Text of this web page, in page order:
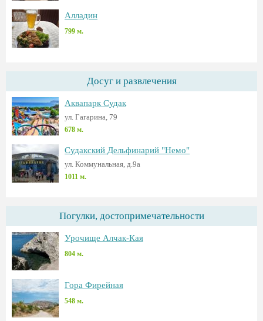
Алладин
799 м.
Досуг и развлечения
Аквапарк Судак
ул. Гагарина, 79
678 м.
Судакский Дельфинарий "Немо"
ул. Коммунальная, д.9а
1011 м.
Погулки, достопримечательности
Урочище Алчак-Кая
804 м.
Гора Фирейная
548 м.